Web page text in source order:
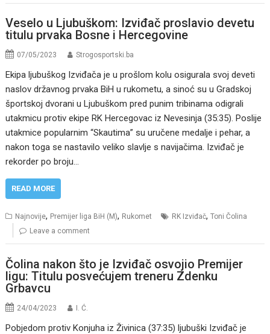
Veselo u Ljubuškom: Izviđač proslavio devetu
titulu prvaka Bosne i Hercegovine
07/05/2023 Strogosportski.ba
Ekipa ljubuškog Izviđača je u prošlom kolu osigurala svoj deveti
naslov državnog prvaka BiH u rukometu, a sinoć su u Gradskoj
športskoj dvorani u Ljubuškom pred punim tribinama odigrali
utakmicu protiv ekipe RK Hercegovac iz Nevesinja (35:35). Poslije
utakmice popularnim “Skautima” su uručene medalje i pehar, a
nakon toga se nastavilo veliko slavlje s navijačima. Izviđač je
rekorder po broju…
READ MORE
Najnovije, Premijer liga BiH (M), Rukomet RK Izviđač,Toni Čolina
Leave a comment
Čolina nakon što je Izviđač osvojio Premijer
ligu: Titulu posvećujem treneru Zdenku
Grbavcu
24/04/2023 I. Ć.
Pobjedom protiv Konjuha iz Živinica (37:35) ljubuški Izviđač je